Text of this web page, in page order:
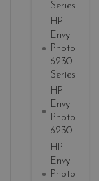
Series
HP
Envy
Photo
6230
Series
HP
Envy
Photo
6230
HP
Envy
Photo